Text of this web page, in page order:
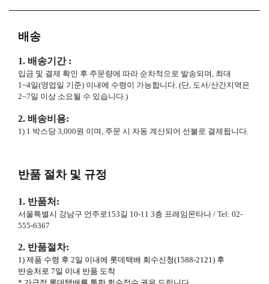
배송
1. 배송기간 :
입금 및 결제 확인 후 주문량에 따라 순차적으로 발송되며, 최대
1~4일(영업일 기준) 이내에 수령이 가능합니다. (단, 도서/산간지역은
2~7일 이상 소요될 수 있습니다.)
2. 배송비용:
1) 1 박스당 3,000원 이며, 주문 시 자동 계산되어 선불로 결제됩니다.
반품 절차 및 규정
1. 반품처:
서울특별시 강남구 언주로153길 10-11 3층 프레임몬타나 / Tel: 02-
555-6367
2. 반품절차:
1) 제품 수령 후 2일 이내에 롯데택배 회수신청(1588-2121) 후
반송처로 7일 이내 반품 도착